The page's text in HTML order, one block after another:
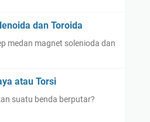
dan Toroida
medan magnet solenioda dan
atau Torsi
suatu benda berputar?